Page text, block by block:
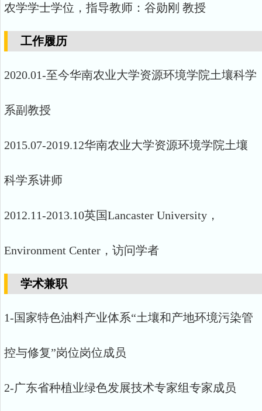
农学学士学位，指导教师：谷勋刚 教授
工作履历
2020.01-至今华南农业大学资源环境学院土壤科学
系副教授
2015.07-2019.12华南农业大学资源环境学院土壤
科学系讲师
2012.11-2013.10英国Lancaster University，
Environment Center，访问学者
学术兼职
1-国家特色油料产业体系“土壤和产地环境污染管
控与修复”岗位岗位成员
2-广东省种植业绿色发展技术专家组专家成员